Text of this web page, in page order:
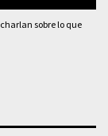
sobre lo que